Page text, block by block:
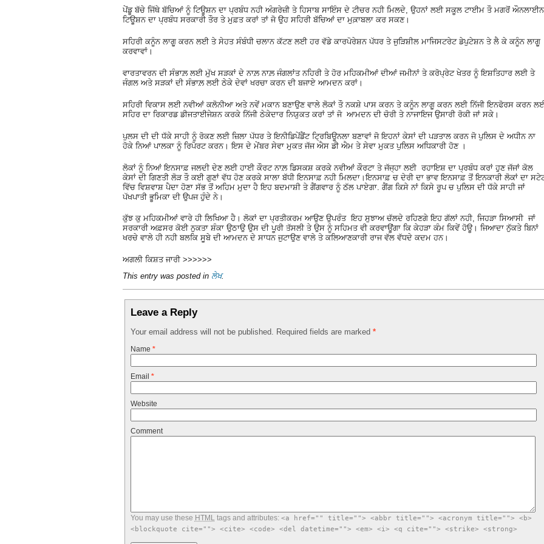
ਪੇਂਡੂ ਬੱਚੇ ਜਿੱਥੇ ਬੱਚਿਆਂ ਨੂੰ ਟਿਊਸ਼ਨ ਦਾ ਪ੍ਰਬੰਧ ਨਹੀ ਅੰਗਰੇਜ਼ੀ ਤੇ ਹਿਸਾਬ ਸਾਇੰਸ ਦੇ ਟੀਚਰ ਨਹੀ ਮਿਲਦੇ, ਉਹਨਾਂ ਲਈ ਸਕੂਲ ਟਾਈਮ ਤੌ ਮਗਰੋਂ ਔਨਲਾਈਨ
ਟਿਊਸ਼ਨ ਦਾ ਪ੍ਰਬੰਧ ਸਰਕਾਰੀ ਤੌਰ ਤੇ ਮੁਫ਼ਤ ਕਰਾਂ ਤਾਂ ਜੋ ਉਹ ਸਹਿਰੀ ਬੱਚਿਆਂ ਦਾ ਮੁਕ਼ਾਬਲਾ ਕਰ ਸਕਣ।
ਸਹਿਰੀ ਕਨੂੰਨ ਲਾਗੂ ਕਰਨ ਲਈ ਤੇ ਸੇਹਤ ਸੰਬੰਧੀ ਚਲਾਨ ਕੱਟਣ ਲਈ ਹਰ ਵੱਡੇ ਕਾਰਪੋਰੇਸ਼ਨ ਪੱਧਰ ਤੇ ਜੁੜਿਸ਼ੀਲ ਮਾਜਿਸਟਰੇਟ ਡੇਪੁਟੇਸ਼ਨ ਤੇ ਲੈ ਕੇ ਕਨੂੰਨ ਲਾਗੂ
ਕਰਵਾਵਾਂ।
ਵਾਰਤਾਵਰਨ ਦੀ ਸੰਭਾਲ਼ ਲਈ ਮੁੱਖ ਸੜਕਾਂ ਦੇ ਨਾਲ਼ ਨਾਲ਼ ਜੰਗਲਾਂਤ ਨਹਿਰੀ ਤੇ ਹੋਰ ਮਹਿਕਮੀਆਂ ਦੀਆਂ ਜਮੀਨਾਂ ਤੇ ਕਰੋਪ੍ਰੇਟ ਖੇਤਰ ਨੂੰ ਇਸ਼ਤਿਹਾਰ ਲਈ ਤੇ
ਜੰਗਲ ਅਤੇ ਸੜਕਾਂ ਦੀ ਸੰਭਾਲ਼ ਲਈ ਠੇਕੇ ਦੇਵਾਂ ਖਰਚਾ ਕਰਨ ਦੀ ਬਜਾਏ ਆਮਦਨ ਕਰਾਂ।
ਸਹਿਰੀ ਵਿਕਾਸ ਲਈ ਨਵੀਆਂ ਕਲੋਨੀਆ ਅਤੇ ਨਵੇਂ ਮਕਾਨ ਬਣਾਉਣ ਵਾਲੇ ਲੋਕਾਂ ਤੌ ਨਕਸ਼ੇ ਪਾਸ ਕਰਨ ਤੇ ਕਨੂੰਨ ਲਾਗੂ ਕਰਨ ਲਈ ਨਿੱਜੀ ਇਨਫੋਰਸ ਕਰਨ
ਸਹਿਰ ਦਾ ਰਿਕਾਰਡ ਡੀਜਤਾਈਜੇਸ਼ਨ ਕਰਕੇ ਨਿੱਜੀ ਠੇਕੇਦਾਰ ਨਿਯੁਕਤ ਕਰਾਂ ਤਾਂ ਜੋ ਆਮਦਨ ਦੀ ਚੋਰੀ ਤੇ ਨਾਜਾਇਜ ਉਸਾਰੀ ਰੋਕੀ ਜਾਂ ਸਕੇ।
ਪੁਲਸ ਦੀ ਦੀ ਧੱਕੇ ਸਾਹੀ ਨੂੰ ਰੋਕਣ ਲਈ ਜ਼ਿਲਾ ਪੱਧਰ ਤੇ ਇਨੀਡਿਪੇਂਡੈਂਟ ਟ੍ਰਿਬਿਊਨਲਾ ਬਣਾਵਾਂ ਜੋ ਇਹਨਾਂ ਕੇਸਾਂ ਦੀ ਪੜਤਾਲ ਕਰਨ ਜੋ ਪੁਲਿਸ ਦੇ ਅਧੀਨ ਨਾ
ਹੋਕੇ ਨਿਆਂ ਪਾਲਕਾ ਨੂੰ ਰਿਪੋਰਟ ਕਰਨ। ਇਸ ਦੇ ਮੇਂਬਰ ਸੇਵਾ ਮੁਕਤ ਜੱਜ ਐਸ ਡੀ ਐਮ ਤੇ ਸੇਵਾ ਮੁਕਤ ਪੁਲਿਸ ਅਧਿਕਾਰੀ ਹੋਣ ।
ਲੋਕਾਂ ਨੂੰ ਨਿਆਂ ਇਨਸਾਫ਼ ਜਲਦੀ ਦੇਣ ਲਈ ਹਾਈ ਕੌਰਟ ਨਾਲ਼ ਡਿਸਕਸ਼ ਕਰਕੇ ਨਵੀਆਂ ਕੌਰਟਾ ਤੇ ਜੱਜ੍ਹਾ ਲਈ ਰਹਾਇਸ਼ ਦਾ ਪ੍ਰਬੰਧ ਕਰਾਂ ਹੁਣ ਜੱਜਾਂ ਕੋਲ
ਕੇਸਾਂ ਦੀ ਗਿਣਤੀ ਲੋੜ ਤੌ ਕਈ ਗੁਣਾਂ ਵੱਧ ਹੋਣ ਕਰਕੇ ਸਾਲਾ ਬੱਧੀ ਇਨਸਾਫ਼ ਨਹੀ ਮਿਲਦਾ।ਇਨਸਾਫ਼ ਚ ਦੇਰੀ ਦਾ ਭਾਵ ਇਨਸਾਫ਼ ਤੋਂ ਇਨਕਾਰੀ ਲੋਕਾਂ ਦਾ
ਵਿੱਚ ਵਿਸ਼ਵਾਸ਼ ਪੈਦਾ ਹੋਣਾ ਸੱਭ ਤੋਂ ਅਹਿਮ ਮੁਦਾ ਹੈ ਇਹ ਬਦਮਾਸ਼ੀ ਤੇ ਗੈਂਗਵਾਰ ਨੂੰ ਠੱਲ ਪਾਏਗਾ. ਗੈਂਗ ਕਿਸੇ ਨਾਂ ਕਿਸੇ ਰੂਪ ਚ ਪੁਲਿਸ ਦੀ ਧੱਕੇ ਸਾਹੀ ਜਾਂ
ਪੱਖਪਾਤੀ ਭੂਮਿਕਾ ਦੀ ਉਪਜ ਹੁੰਦੇ ਨੇ।
ਕੁੱਝ ਕੁ ਮਹਿਕਮੀਆਂ ਵਾਰੇ ਹੀ ਲਿਖਿਆ ਹੈ। ਲੋਕਾਂ ਦਾ ਪ੍ਰਤੀਕਰਮ ਆਉਣ ਉਪਰੰਤ ਇਹ ਸੁਝਾਅ ਚੱਲਦੇ ਰਹਿਣਗੇ ਇਹ ਗੱਲਾਂ ਨਹੀ, ਜਿਹੜਾ ਸਿਆਸੀ ਜਾਂ
ਸਰਕਾਰੀ ਅਫ਼ਸਰ ਕੋਈ ਨੁਕਤਾ ਸ਼ੰਕਾ ਉਠਾਉ ਉਸ ਦੀ ਪੂਰੀ ਤੱਸਲੀ ਤੇ ਉਸ ਨੂੰ ਸਹਿਮਤ ਵੀ ਕਰਵਾਊਂਗਾ ਕਿ ਕੇਹੜਾ ਕੰਮ ਕਿਵੇਂ ਹੋਊ। ਜਿਆਦਾ ਨੁੱਕਤੇ ਬਿਨਾਂ
ਖਰਚੇ ਵਾਲੇ ਹੀ ਨਹੀ ਬਲਕਿ ਸੂਬੇ ਦੀ ਆਮਦਨ ਦੇ ਸਾਧਨ ਜੁਟਾਉਣ ਵਾਲੇ ਤੇ ਕਲਿਆਣਕਾਰੀ ਰਾਜ ਵੱਲ ਵੱਧਦੇ ਕਦਮ ਹਨ।
ਅਗਲੀ ਕਿਸ਼ਤ ਜਾਰੀ >>>>>>
This entry was posted in ਲੇਖ.
Leave a Reply
Your email address will not be published. Required fields are marked *
Name *
Email *
Website
Comment
You may use these HTMLtags and attributes: <a href="" title=""> <abbr title=""> <acronym title=""> <b>
<blockquote cite=""> <cite> <code> <del datetime=""> <em> <i> <q cite=""> <strike> <strong>